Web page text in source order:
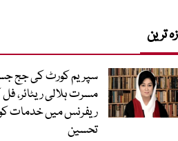
ترین
سپریم کورٹ کی جج
مسرت ہلالی ریٹائر،
ریفرنس میں خدمات
تحسین